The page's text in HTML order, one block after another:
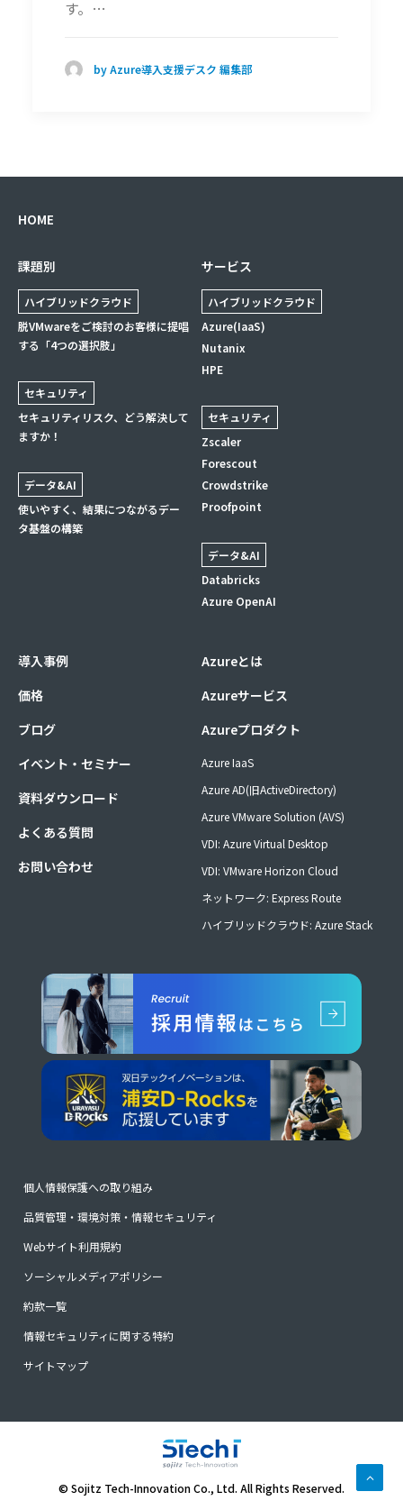
す。…
by Azure導入支援デスク 編集部
HOME
課題別
ハイブリッドクラウド
脱VMwareをご検討のお客様に提唱
する「4つの選択肢」
セキュリティ
セキュリティリスク、どう解決して
ますか！
データ&AI
使いやすく、結果につながるデー
タ基盤の構築
サービス
ハイブリッドクラウド
Azure(IaaS)
Nutanix
HPE
セキュリティ
Zscaler
Forescout
Crowdstrike
Proofpoint
データ&AI
Databricks
Azure OpenAI
導入事例
価格
ブログ
イベント・セミナー
資料ダウンロード
よくある質問
お問い合わせ
Azureとは
Azureサービス
Azureプロダクト
Azure IaaS
Azure AD(旧ActiveDirectory)
Azure VMware Solution (AVS)
VDI: Azure Virtual Desktop
VDI: VMware Horizon Cloud
ネットワーク: Express Route
ハイブリッドクラウド: Azure Stack
個人情報保護への取り組み
品質管理・環境対策・情報セキュリティ
Webサイト利用規約
ソーシャルメディアポリシー
約款一覧
情報セキュリティに関する特約
サイトマップ
© Sojitz Tech-Innovation Co., Ltd. All Rights Reserved.